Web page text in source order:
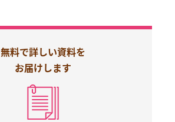
無料で詳しい資料を
お届けします